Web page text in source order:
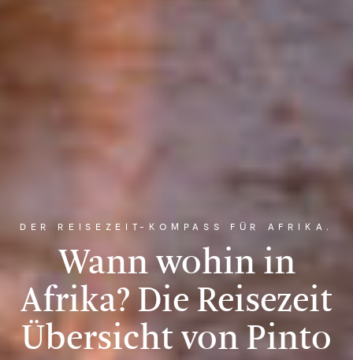
DER REISEZEIT-KOMPASS FÜR AFRIKA.
Wann wohin in
Afrika? Die Reisezeit
Übersicht von Pinto